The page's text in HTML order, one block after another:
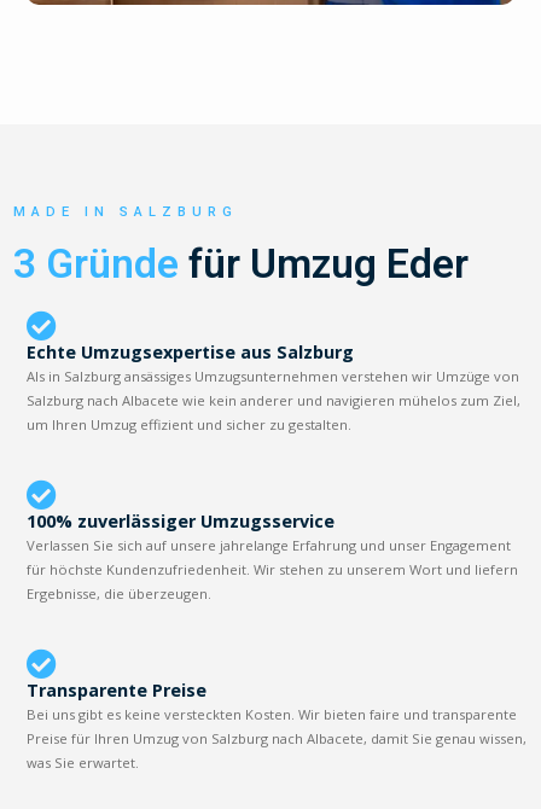
MADE IN SALZBURG
3 Gründe für Umzug Eder
Echte Umzugsexpertise aus Salzburg
Als in Salzburg ansässiges Umzugsunternehmen verstehen wir Umzüge von
Salzburg nach Albacete wie kein anderer und navigieren mühelos zum Ziel,
um Ihren Umzug effizient und sicher zu gestalten.
100% zuverlässiger Umzugsservice
Verlassen Sie sich auf unsere jahrelange Erfahrung und unser Engagement
für höchste Kundenzufriedenheit. Wir stehen zu unserem Wort und liefern
Ergebnisse, die überzeugen.
Transparente Preise
Bei uns gibt es keine versteckten Kosten. Wir bieten faire und transparente
Preise für Ihren Umzug von Salzburg nach Albacete, damit Sie genau wissen,
was Sie erwartet.